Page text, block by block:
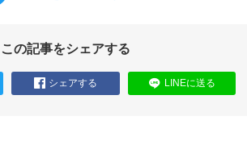
この記事をシェアする
シェアする LINEに送る